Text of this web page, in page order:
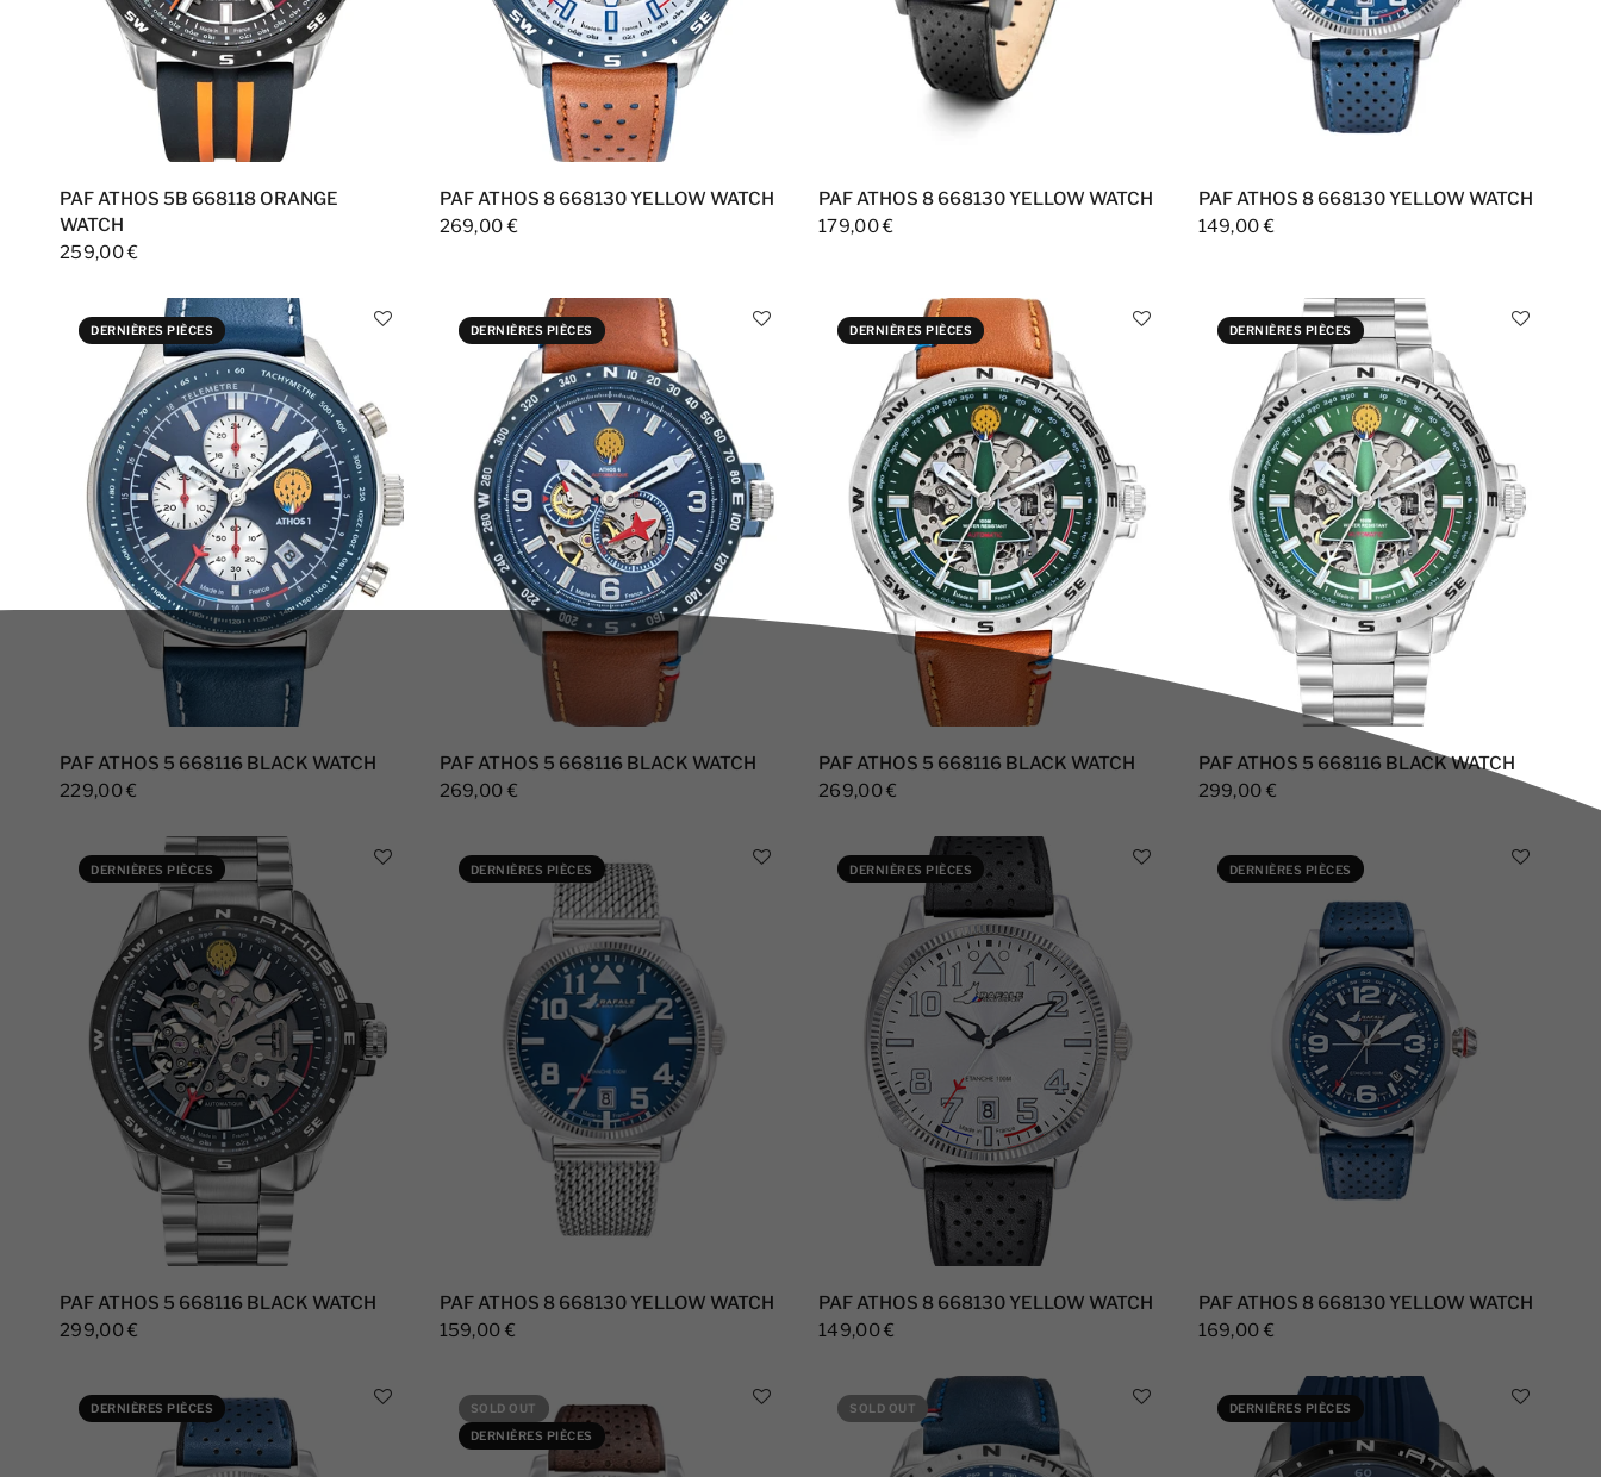
PAF ATHOS 5B 668118 ORANGE
WATCH
259,00 €
PAF ATHOS 8 668130 YELLOW WATCH
269,00 €
PAF ATHOS 8 668130 YELLOW WATCH
179,00 €
PAF ATHOS 8 668130 YELLOW WATCH
149,00 €
DERNIÈRES PIÈCES
PAF ATHOS 5 668116 BLACK WATCH
229,00 €
DERNIÈRES PIÈCES
PAF ATHOS 5 668116 BLACK WATCH
269,00 €
DERNIÈRES PIÈCES
PAF ATHOS 5 668116 BLACK WATCH
269,00 €
DERNIÈRES PIÈCES
PAF ATHOS 5 668116 BLACK WATCH
299,00 €
DERNIÈRES PIÈCES
PAF ATHOS 5 668116 BLACK WATCH
299,00 €
DERNIÈRES PIÈCES
PAF ATHOS 8 668130 YELLOW WATCH
159,00 €
DERNIÈRES PIÈCES
PAF ATHOS 8 668130 YELLOW WATCH
149,00 €
DERNIÈRES PIÈCES
PAF ATHOS 8 668130 YELLOW WATCH
169,00 €
DERNIÈRES PIÈCES
SOLD OUT
DERNIÈRES PIÈCES
SOLD OUT DERNIÈRES PIÈCES